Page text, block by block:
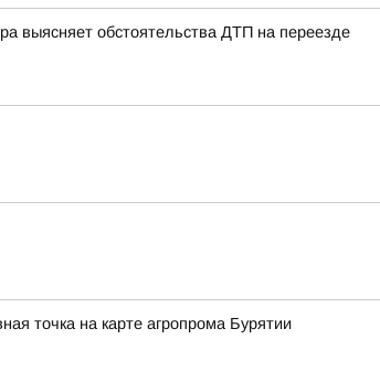
выясняет обстоятельства ДТП на переезде
точка на карте агропрома Бурятии